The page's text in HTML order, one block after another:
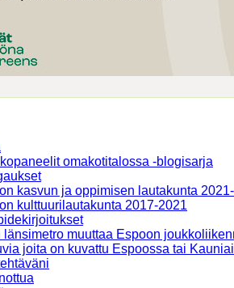
omakotitalossa -blogisarja
kasvun ja oppimisen lautakunta
kulttuurilautakunta 2017-2021
länsimetro muuttaa Espoon
joita on kuvattu Espoossa tai